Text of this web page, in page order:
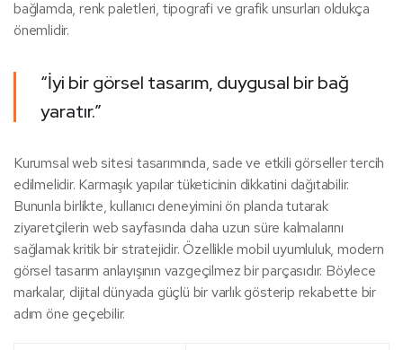
bağlamda, renk paletleri, tipografi ve grafik unsurları oldukça
önemlidir.
“İyi bir görsel tasarım, duygusal bir bağ
yaratır.”
Kurumsal web sitesi tasarımında, sade ve etkili görseller tercih
edilmelidir. Karmaşık yapılar tüketicinin dikkatini dağıtabilir.
Bununla birlikte, kullanıcı deneyimini ön planda tutarak
ziyaretçilerin web sayfasında daha uzun süre kalmalarını
sağlamak kritik bir stratejidir. Özellikle mobil uyumluluk, modern
görsel tasarım anlayışının vazgeçilmez bir parçasıdır. Böylece
markalar, dijital dünyada güçlü bir varlık gösterip rekabette bir
adım öne geçebilir.